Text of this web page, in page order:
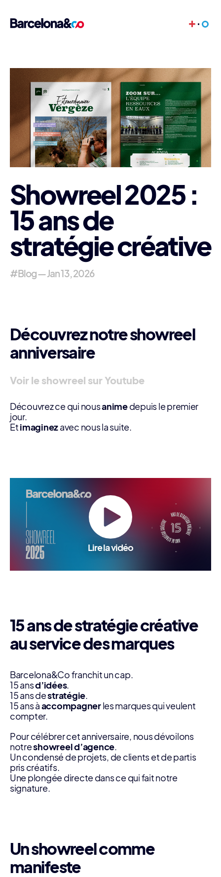
+
Showreel 2025 :
15 ans de
stratégie créative
#Blog—Jan 13, 2026
Découvrez notre showreel
anniversaire
Voir le showreel sur Youtube
Découvrez ce qui nousanimedepuis le premier
jour.
Etimaginezavec nous la suite.
Lire la vidéo
15 ans de stratégie créative
au service des marques
Barcelona&Co franchit un cap.
15 ansd’idées.
15 ans destratégie.
15 ans àaccompagnerles marques qui veulent
compter.
Pour célébrer cet anniversaire, nous dévoilons
notreshowreel d’agence.
Un condensé de projets, de clients et de partis
pris créatifs.
Une plongée directe dans ce qui fait notre
signature.
Un showreel comme
manifeste